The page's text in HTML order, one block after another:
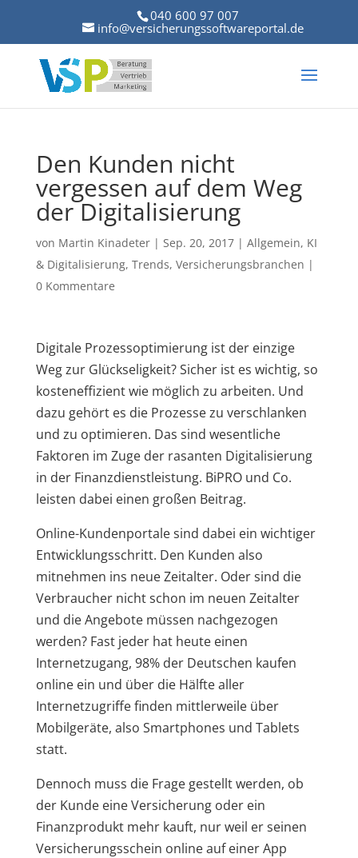
040 600 97 007
info@versicherungssoftwareportal.de
Den Kunden nicht
vergessen auf dem Weg
der Digitalisierung
von Martin Kinadeter| Sep. 20, 2017| Allgemein, KI
& Digitalisierung, Trends, Versicherungsbranchen |
0 Kommentare
Digitale Prozessoptimierung ist der einzige
Weg zur Glückseligkeit? Sicher ist es wichtig, so
kosteneffizient wie möglich zu arbeiten. Und
dazu gehört es die Prozesse zu verschlanken
und zu optimieren. Das sind wesentliche
Faktoren im Zuge der rasanten Digitalisierung
in der Finanzdienstleistung. BiPRO und Co.
leisten dabei einen großen Beitrag.
Online-Kundenportale sind dabei ein wichtiger
Entwicklungsschritt. Den Kunden also
mitnehmen ins neue Zeitalter. Oder sind die
Verbraucher nicht schon im neuen Zeitalter
und die Angebote müssen nachgezogen
werden? Fast jeder hat heute einen
Internetzugang, 98% der Deutschen kaufen
online ein und über die Hälfte aller
Internetzugriffe finden mittlerweile über
Mobilgeräte, also Smartphones und Tablets
statt.
Dennoch muss die Frage gestellt werden, ob
der Kunde eine Versicherung oder ein
Finanzprodukt mehr kauft, nur weil er seinen
Versicherungsschein online auf einer App